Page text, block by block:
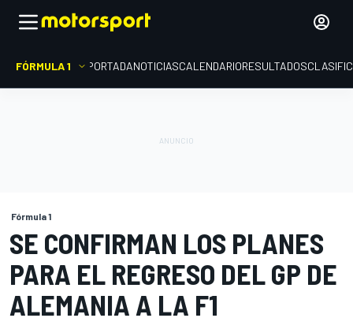
FÓRMULA 1 PORTADANOTICIASCALENDARIORESULTADOS
Fórmula 1
SE CONFIRMAN LOS PLANES
PARA EL REGRESO DEL GP DE
ALEMANIA A LA F1